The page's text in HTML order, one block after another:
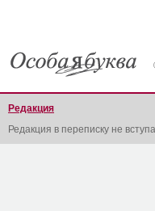
Редакция
Редакция в переписку не